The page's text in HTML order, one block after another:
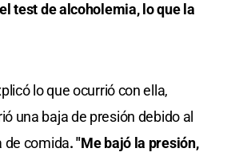
test de alcoholemia, lo que la
lo que ocurrió con ella,
una baja de presión debido al
de comida. "Me bajó la presión,